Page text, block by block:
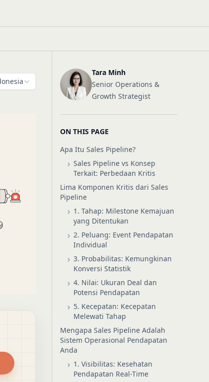
Tara Minh
Senior Operations &
Growth Strategist
ON THIS PAGE
Apa Itu Sales Pipeline?
Sales Pipeline vs Konsep
Terkait: Perbedaan Kritis
Lima Komponen Kritis dari Sales
Pipeline
1. Tahap: Milestone Kemajuan
yang Ditentukan
2. Peluang: Event Pendapatan
Individual
3. Probabilitas: Kemungkinan
Konversi Statistik
4. Nilai: Ukuran Deal dan
Potensi Pendapatan
5. Kecepatan: Kecepatan
Melewati Tahap
Mengapa Sales Pipeline Adalah
Sistem Operasional Pendapatan
Anda
1. Visibilitas: Kesehatan
Pendapatan Real-Time